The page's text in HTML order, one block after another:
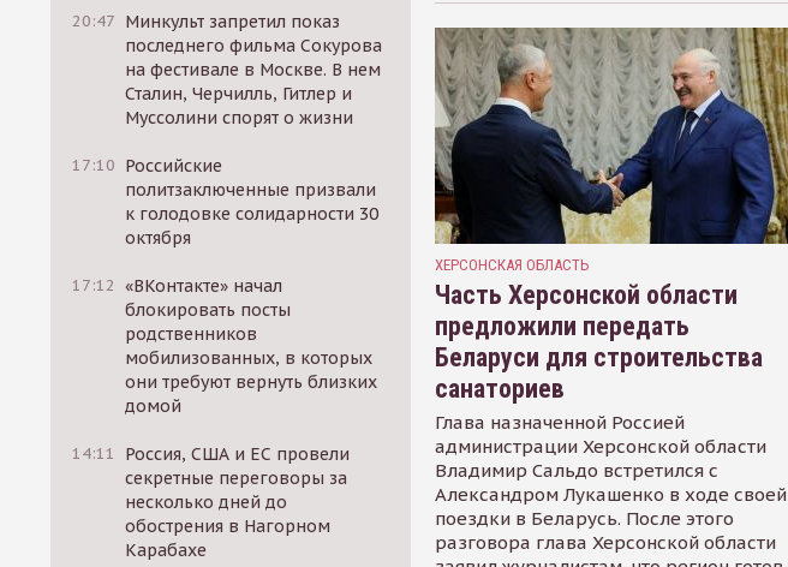
20:47 Минкульт запретил показ
последнего фильма Сокурова
на фестивале в Москве. В нем
Сталин, Черчилль, Гитлер и
Муссолини спорят о жизни
17:10 Российские
политзаключенные призвали
к голодовке солидарности 30
октября
17:12 «ВКонтакте» начал
блокировать посты
родственников
мобилизованных, в которых
они требуют вернуть близких
домой
14:11
Россия, США и ЕС провели
секретные переговоры за
несколько дней до
обострения в Нагорном
Карабахе
ХЕРСОНСКАЯ ОБЛАСТЬ
Часть Херсонской области
предложили передать
Беларуси для строительства
санаториев
Глава назначенной Россией
администрации Херсонской области
Владимир Сальдо встретился с
Александром Лукашенко в ходе своей
поездки в Беларусь. После этого
разговора глава Херсонской области